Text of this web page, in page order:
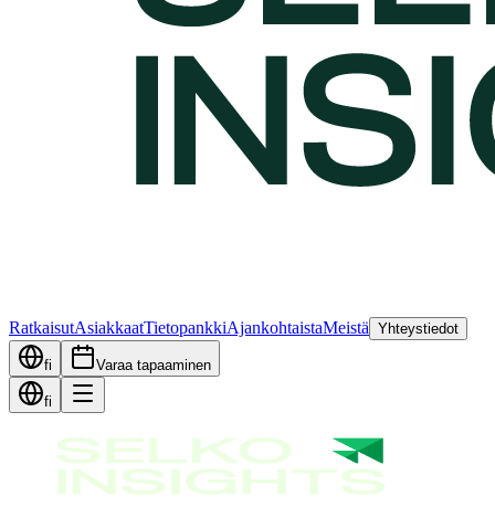
RatkaisutAsiakkaatTietopankkiAjankohtaistaMeistä Yhteystiedot
fi Varaa tapaaminen
fi